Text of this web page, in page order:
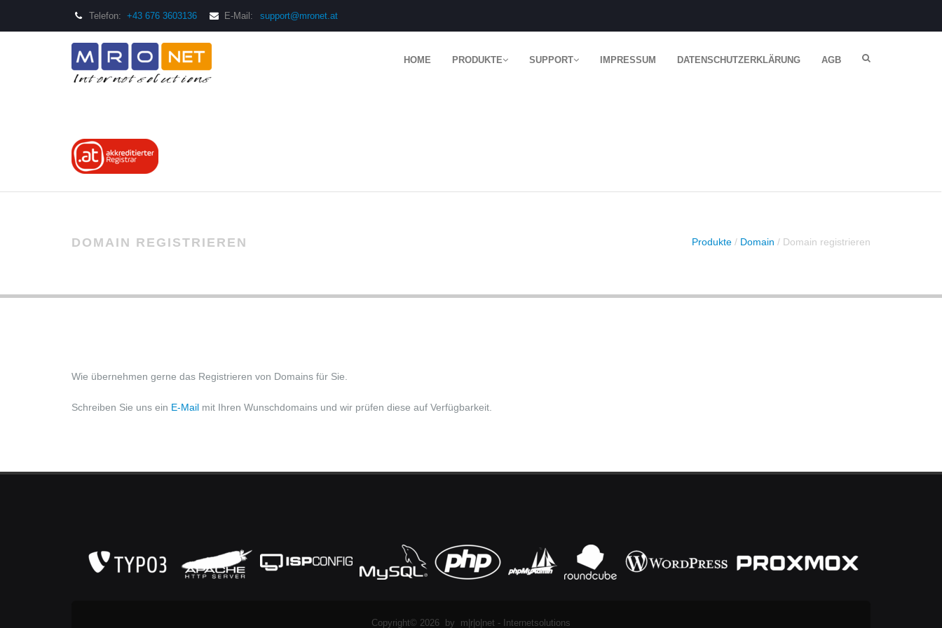
Telefon: +43 676 3603136 E-Mail: support@mronet.at
HOME PRODUKTE SUPPORT IMPRESSUM DATENSCHUTZERKLÄRUNG AGB
DOMAIN REGISTRIEREN Produkte / Domain / Domain registrieren
Wie übernehmen gerne das Registrieren von Domains für Sie.
Schreiben Sie uns ein E-Mail mit Ihren Wunschdomains und wir prüfen diese auf Verfügbarkeit.
Copyright© 2026 by m|r|o|net - Internetsolutions